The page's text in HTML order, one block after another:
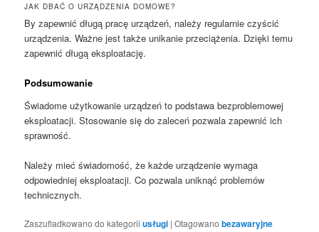
JAK DBAĆ O URZĄDZENIA DOMOWE?
By zapewnić długą pracę urządzeń, należy regularnie czyścić
urządzenia. Ważne jest także unikanie przeciążenia. Dzięki temu
zapewnić długą eksploatację.
Podsumowanie
Świadome użytkowanie urządzeń to podstawa bezproblemowej
eksploatacji. Stosowanie się do zaleceń pozwala zapewnić ich
sprawność.
Należy mieć świadomość, że każde urządzenie wymaga
odpowiedniej eksploatacji. Co pozwala uniknąć problemów
technicznych.
Zaszufladkowano do kategorii usługi |Otagowano bezawaryjne